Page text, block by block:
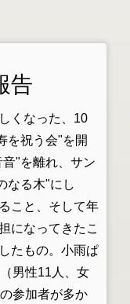
告
くなった、10
を祝う会"を開
"を離れ、サン
なる木"にし
こと、そして年
になってきたこ
たもの。小雨ぱ
男性11人、女
参加者が多か